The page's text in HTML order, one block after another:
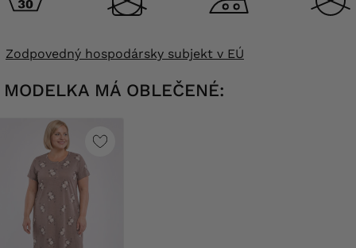
Zodpovedný hospodársky subjekt v EÚ
MODELKA MÁ OBLEČENÉ: